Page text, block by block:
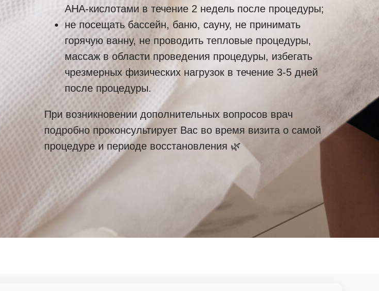
АНА-кислотами в течение 2 недель после процедуры;
не посещать бассейн, баню, сауну, не принимать
горячую ванну, не проводить тепловые процедуры,
массаж в области проведения процедуры, избегать
чрезмерных физических нагрузок в течение 3-5 дней
после процедуры.
При возникновении дополнительных вопросов врач
подробно проконсультирует Вас во время визита о самой
процедуре и периоде восстановления 🌿